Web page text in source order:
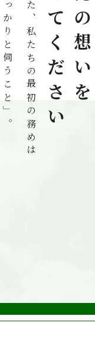
解決に向けた、私たちの最初の務めは